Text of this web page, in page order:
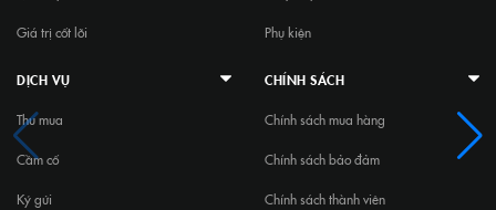
Giá trị cốt lõi
Phụ kiện
DỊCH VỤ
Thu mua
Cầm cố
Ký gửi
CHÍNH SÁCH
Chính sách mua hàng
Chính sách bảo đảm
Chính sách thành viên